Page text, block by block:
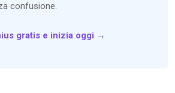
confusione.
gratis e inizia oggi →